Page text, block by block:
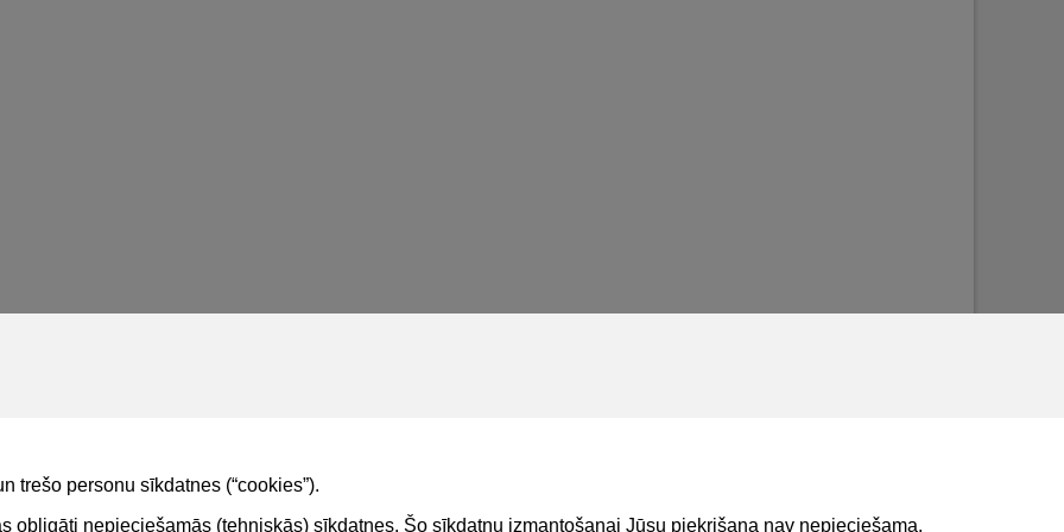
trešo personu sīkdatnes (“cookies”).
obligāti nepieciešamās (tehniskās) sīkdatnes. Šo sīkdatņu izmantošanai Jūsu piekrišana nav nepieciešama.